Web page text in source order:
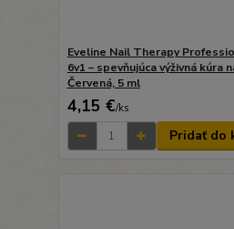
Eveline Nail Therapy
6v1 – spevňujúca výživná kúra
Červená, 5 ml
4,15 €/ks
Pridať do